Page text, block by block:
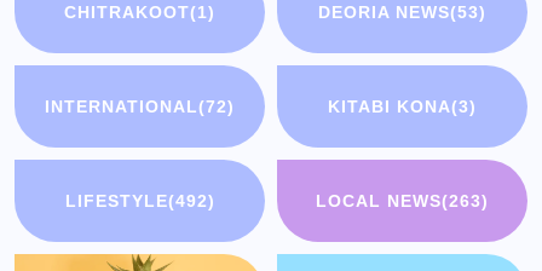
CHITRAKOOT(1) DEORIA NEWS(53)
INTERNATIONAL(72) KITABI KONA(3)
LIFESTYLE(492) LOCAL NEWS(263)